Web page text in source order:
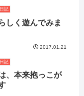
記
しく遊んでみま
2017.01.21
記
、本来抱っこが